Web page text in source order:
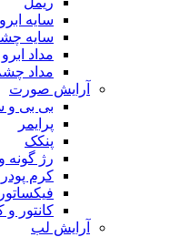
سایه ابرو
سایه
مداد ابرو
مداد
آرایش صورت
بی بی
پرایمر
پنکک
رژ گونه و
کرم پودر
کانتور و
آرایش لب